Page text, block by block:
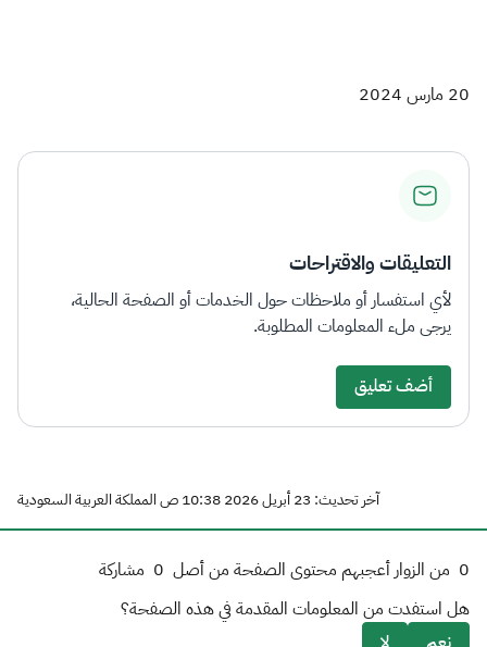
20 مارس 2024
التعليقات والاقتراحات
لأي استفسار أو ملاحظات حول الخدمات أو الصفحة الحالية،
يرجى ملء المعلومات المطلوبة.
أضف تعليق
آخر تحديث: 23 أبريل 2026 10:38 ص المملكة العربية السعودية
0 من الزوار أعجبهم محتوى الصفحة من أصل 0 مشاركة
هل استفدت من المعلومات المقدمة في هذه الصفحة؟